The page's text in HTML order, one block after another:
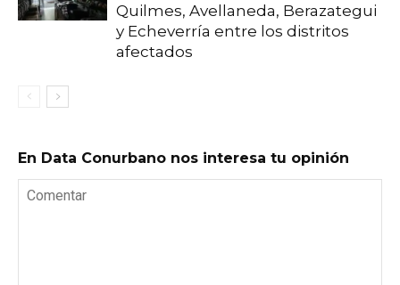
Quilmes, Avellaneda, Berazategui
y Echeverría entre los distritos
afectados
En Data Conurbano nos interesa tu opinión